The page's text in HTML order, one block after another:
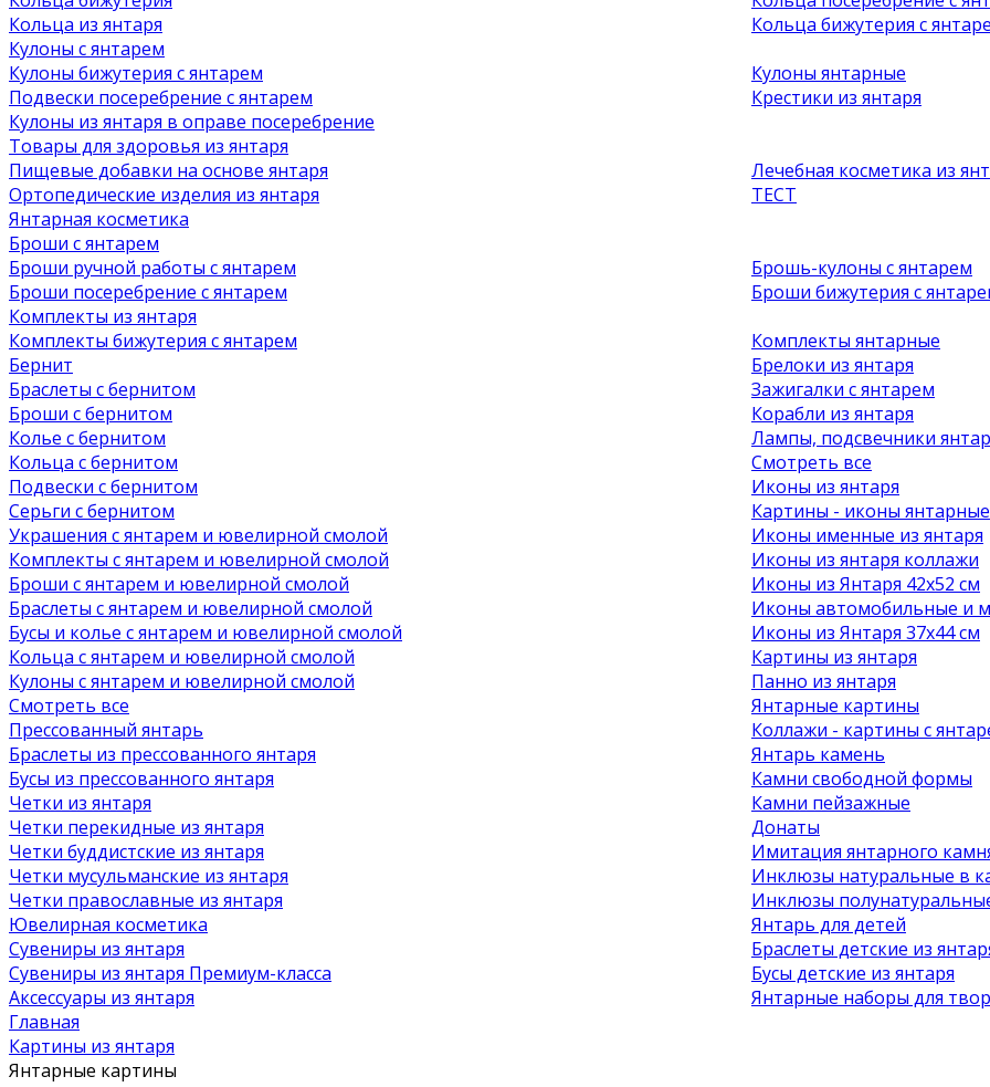
Кольца из янтаря
Кольца бижутерия с
Кулоны с янтарем
Кулоны бижутерия с янтарем
Подвески посеребрение с янтарем
Кулоны из янтаря в оправе посеребрение
Кулоны янтарные
Крестики из янтаря
Товары для здоровья из янтаря
Пищевые добавки на основе янтаря
Ортопедические изделия из янтаря
Янтарная косметика
Лечебная косметика из
ТЕСТ
Броши с янтарем
Броши ручной работы с янтарем
Броши посеребрение с янтарем
Брошь-кулоны с янтарем
Броши бижутерия с
Комплекты из янтаря
Комплекты бижутерия с янтарем
Комплекты янтарные
Бернит
Браслеты с бернитом
Броши с бернитом
Колье с бернитом
Кольца с бернитом
Подвески с бернитом
Серьги с бернитом
Украшения с янтарем и ювелирной смолой
Комплекты с янтарем и ювелирной смолой
Броши с янтарем и ювелирной смолой
Браслеты с янтарем и ювелирной смолой
Бусы и колье с янтарем и ювелирной смолой
Кольца с янтарем и ювелирной смолой
Кулоны с янтарем и ювелирной смолой
Смотреть все
Прессованный янтарь
Браслеты из прессованного янтаря
Бусы из прессованного янтаря
Четки из янтаря
Четки перекидные из янтаря
Четки буддистские из янтаря
Четки мусульманские из янтаря
Четки православные из янтаря
Ювелирная косметика
Сувениры из янтаря
Сувениры из янтаря Премиум-класса
Аксессуары из янтаря
Брелоки из янтаря
Зажигалки с янтарем
Корабли из янтаря
Лампы, подсвечники
Смотреть все
Иконы из янтаря
Картины - иконы янтарные
Иконы именные из янтаря
Иконы из янтаря коллажи
Иконы из Янтаря 42х52 см
Иконы автомобильные и
Иконы из Янтаря 37х44 см
Картины из янтаря
Панно из янтаря
Янтарные картины
Коллажи - картины с
Янтарь камень
Камни свободной формы
Камни пейзажные
Донаты
Имитация янтарного
Инклюзы натуральные в
Инклюзы
Янтарь для детей
Браслеты детские из
Бусы детские из янтаря
Янтарные наборы для
Главная
Картины из янтаря
Янтарные картины